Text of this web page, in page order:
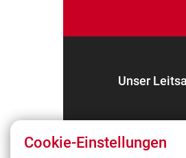
Unser
Cookie-Einstellungen